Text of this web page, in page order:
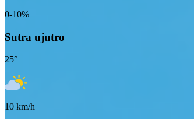
0-10%
Sutra ujutro
25°
10 km/h